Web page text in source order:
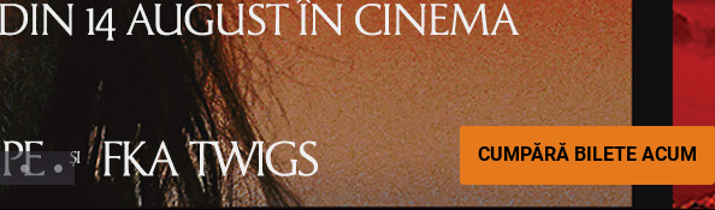
CUMPĂRĂ BILETE ACUM